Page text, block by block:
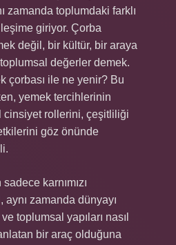
zamanda toplumdaki farklı
giriyor. Çorba
değil, bir kültür, bir araya
değerler demek.
çorbası ile ne yenir? Bu
yemek tercihlerinin
cinsiyet rollerini, çeşitliliği
göz önünde
karnımızı
zamanda dünyayı
toplumsal yapıları nasıl
bir araç olduğuna